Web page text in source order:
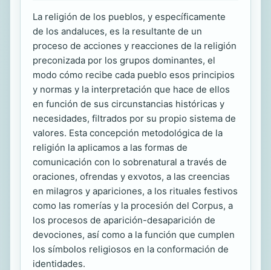
La religión de los pueblos, y específicamente
de los andaluces, es la resultante de un
proceso de acciones y reacciones de la religión
preconizada por los grupos dominantes, el
modo cómo recibe cada pueblo esos principios
y normas y la interpretación que hace de ellos
en función de sus circunstancias históricas y
necesidades, filtrados por su propio sistema de
valores. Esta concepción metodológica de la
religión la aplicamos a las formas de
comunicación con lo sobrenatural a través de
oraciones, ofrendas y exvotos, a las creencias
en milagros y apariciones, a los rituales festivos
como las romerías y la procesión del Corpus, a
los procesos de aparición-desaparición de
devociones, así como a la función que cumplen
los símbolos religiosos en la conformación de
identidades.